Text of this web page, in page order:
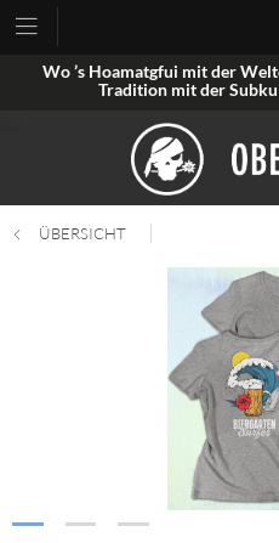
Wo ’s Hoamatgfui mit der
Tradition mit der
ÜBERSICHT